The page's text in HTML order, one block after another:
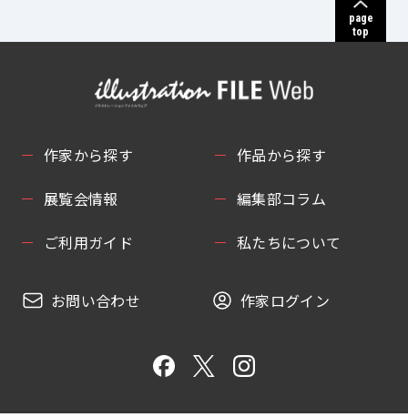
page
top
作家から探す
作品から探す
展覧会情報
編集部コラム
ご利用ガイド
私たちについて
お問い合わせ 作家ログイン